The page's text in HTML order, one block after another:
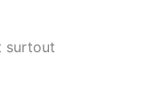
surtout